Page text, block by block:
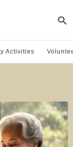
Activities